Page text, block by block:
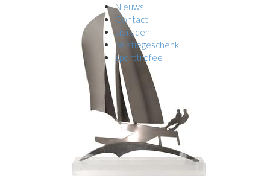
Nieuws
Contact
sieraden
relatiegeschenk
sporttrofee